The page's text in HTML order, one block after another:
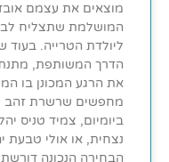
מוצאים את עצמם
המושלמת שתצליח
ליולדת הטרייה. בעוד
הדרך המשותפת, מתנת
את הרגע המכונן בו
מחפשים שרשרת זהב
ביומיום, צמיד טניס
נצחית, או אולי טבעת
הבחירה הנכונה